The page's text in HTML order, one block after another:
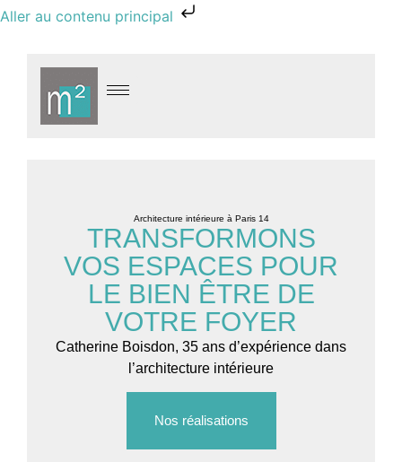
Aller au contenu principal
Architecture intérieure à Paris 14
TRANSFORMONS
VOS ESPACES POUR
LE BIEN ÊTRE DE
VOTRE FOYER
Catherine Boisdon, 35 ans d’expérience dans
l’architecture intérieure
Nos réalisations